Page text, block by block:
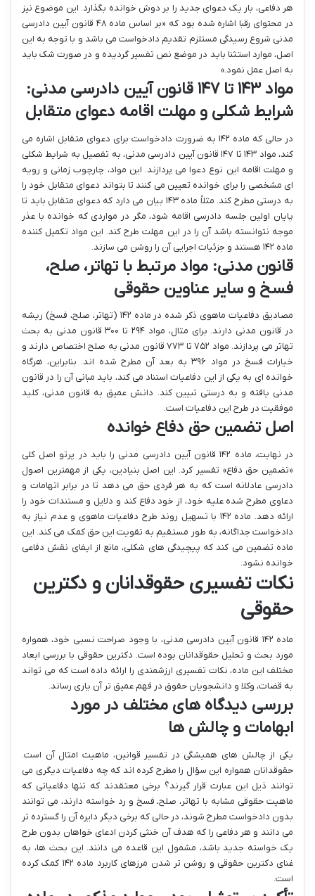
هر دفاعی، بار یک دعوای جدید را بر دوش خوانده بگذارد. این موضوع نیز
در محتوای رقبا اشاره شده بود که «بر اساس ماده ۴۸ قانون آیین دادرسی
مدنی شروع رسیدگی مستلزم تقدیم دادخواست می باشد و با توجه به این
اصل، موارد استثنا باید در موضع نص تفسیر گردیده و در صورت شک باید
به اصل عمل نمود.»
مواد ۱۴۳ تا ۱۴۷ قانون آیین دادرسی مدنی:
شرایط شکلی و مهلت اقامه دعوای متقابل
در حالی که ماده ۱۴۲ به ضرورت دادخواست برای دعوای متقابل اشاره می
کند، مواد ۱۴۳ تا ۱۴۷ قانون آیین دادرسی مدنی، به تفصیل به شرایط شکلی
و مهلت اقامه این نوع دعوا می پردازند. این مواد، چارچوب زمانی و رویه
ای مشخصی را برای خوانده تعیین می کنند تا بتواند دعوای متقابل خود را
به درستی مطرح کند. مثلاً ماده ۱۴۳ بیان می دارد که دعوای متقابل باید تا
پایان اولین جلسه دادرسی اقامه شود، مگر در مواردی که خوانده با عذر
موجه نتوانسته باشد آن را در این مهلت طرح کند. این مواد تکمیل کننده
ماده ۱۴۲ هستند و جزئیات اجرایی آن را روشن می سازند.
قانون مدنی: مواد مرتبط با تهاتر، صلح،
فسخ و سایر عناوین حقوقی
مصادیق دفاعیات ماهوی ذکر شده در ماده ۱۴۲ (تهاتر، صلح، فسخ) ریشه
در قانون مدنی دارند. برای مثال، مواد ۲۹۴ تا ۳۰۰ قانون مدنی به بحث
تهاتر می پردازند. مواد ۷۵۲ تا ۷۷۳ قانون مدنی به صلح اختصاص دارند و
خیارات فسخ در مواد ۳۹۶ به بعد آن مطرح شده اند. بنابراین، هرگاه
خوانده ای به یکی از این دفاعیات استناد می کند، باید مبانی آن را در قانون
مدنی یافته و به درستی تبیین کند. دانش عمیق به قانون مدنی، کلید
موفقیت در طرح این دفاعیات است.
اصل تضمین حق دفاع خوانده
در نهایت، ماده ۱۴۲ قانون آیین دادرسی مدنی را باید در پرتو اصل کلی
«تضمین حق دفاع» تفسیر کرد. این اصل بنیادین، یکی از مهمترین اصول
دادرسی عادلانه است که به هر فردی حق می دهد تا در برابر اتهامات و
دعاوی مطرح شده علیه خود، از خود دفاع کند و دلایل و مستندات خود را
ارائه دهد. ماده ۱۴۲ با تسهیل روند طرح دفاعیات ماهوی و عدم نیاز به
دادخواست جداگانه، به طور مستقیم به تقویت این حق کمک می کند. این
ماده تضمین می کند که پیچیدگی های شکلی، مانع از ایفای نقش دفاعی
خوانده نشود.
نکات تفسیری حقوقدانان و دکترین
حقوقی
ماده ۱۴۲ قانون آیین دادرسی مدنی، با وجود صراحت نسبی خود، همواره
مورد بحث و تحلیل حقوقدانان بوده است. دکترین حقوقی با بررسی ابعاد
مختلف این ماده، نکات تفسیری ارزشمندی را ارائه داده است که می تواند
به قضات، وکلا و دانشجویان حقوق در فهم عمیق تر آن یاری رساند.
بررسی دیدگاه های مختلف در مورد
ابهامات و چالش ها
یکی از چالش های همیشگی در تفسیر قوانین، ماهیت امثال آن است.
حقوقدانان همواره این سؤال را مطرح کرده اند که چه دفاعیات دیگری می
توانند ذیل این عبارت قرار گیرند؟ برخی معتقدند که تنها دفاعیاتی که
ماهیت حقوقی مشابه با تهاتر، صلح، فسخ و رد خواسته دارند، می توانند
بدون دادخواست مطرح شوند، در حالی که برخی دیگر دایره آن را گسترده تر
می دانند و هر دفاعی را که هدف آن خنثی کردن ادعای خواهان بدون طرح
یک خواسته جدید باشد، مشمول این قاعده می دانند. این بحث ها، به
غنای دکترین حقوقی و روشن تر شدن مرزهای کاربرد ماده ۱۴۲ کمک کرده
است.